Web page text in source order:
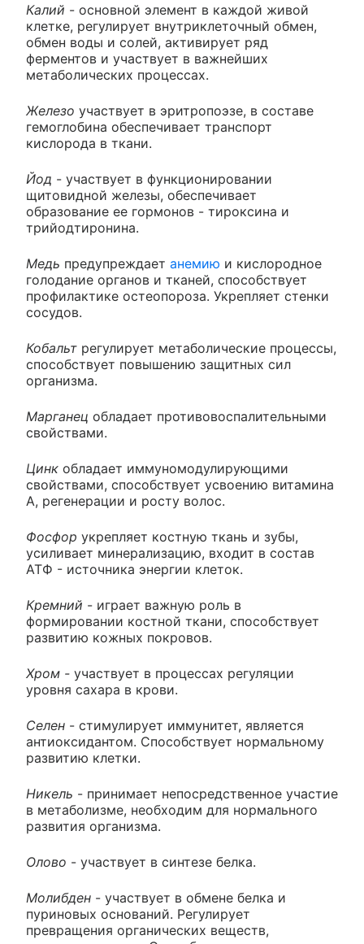
Калий - основной элемент в каждой живой
клетке, регулирует внутриклеточный обмен,
обмен воды и солей, активирует ряд
ферментов и участвует в важнейших
метаболических процессах.
Железо участвует в эритропоэзе, в составе
гемоглобина обеспечивает транспорт
кислорода в ткани.
Йод - участвует в функционировании
щитовидной железы, обеспечивает
образование ее гормонов - тироксина и
трийодтиронина.
Медь предупреждает анемию и кислородное
голодание органов и тканей, способствует
профилактике остеопороза. Укрепляет стенки
сосудов.
Кобальт регулирует метаболические процессы,
способствует повышению защитных сил
организма.
Марганец обладает противовоспалительными
свойствами.
Цинк обладает иммуномодулирующими
свойствами, способствует усвоению витамина
А, регенерации и росту волос.
Фосфор укрепляет костную ткань и зубы,
усиливает минерализацию, входит в состав
АТФ - источника энергии клеток.
Кремний - играет важную роль в
формировании костной ткани, способствует
развитию кожных покровов.
Хром - участвует в процессах регуляции
уровня сахара в крови.
Селен - стимулирует иммунитет, является
антиоксидантом. Способствует нормальному
развитию клетки.
Никель - принимает непосредственное участие
в метаболизме, необходим для нормального
развития организма.
Олово - участвует в синтезе белка.
Молибден - участвует в обмене белка и
пуриновых оснований. Регулирует
превращения органических веществ,